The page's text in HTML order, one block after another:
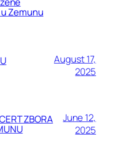
Zemunu
August 17,
2025
ZBORA
June 12,
2025